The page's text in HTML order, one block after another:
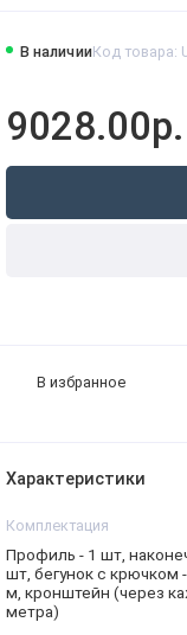
В наличииКод товара:
9028.00р.
В избранное
Характеристики
Комплектация
Профиль - 1 шт,
шт, бегунок с крючком
м, кронштейн (через
метра)